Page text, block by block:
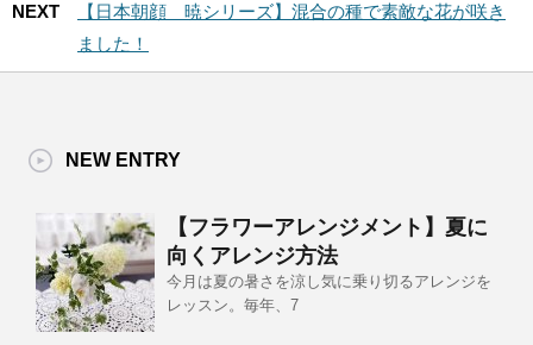
NEXT
【日本朝顔 暁シリーズ】混合の種で素敵な花が咲き
ました！
NEW ENTRY
【フラワーアレンジメント】夏に
向くアレンジ方法
今月は夏の暑さを涼し気に乗り切るアレンジを
レッスン。毎年、7